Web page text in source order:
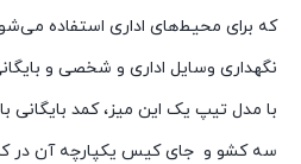
که برای محیط‌های اداری استفاده
نگهداری وسایل اداری و شخصی و
با مدل تیپ یک این میز، کمد بایگانی
سه کشو و جای کیس یکپارچه آن در